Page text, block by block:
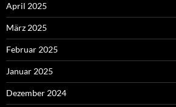
April 2025
März 2025
Februar 2025
Januar 2025
Dezember 2024